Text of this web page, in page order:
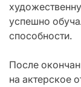
успешно
способности.
После
на актерское